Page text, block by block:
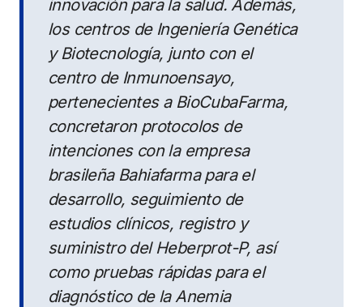
innovación para la salud. Además,
los centros de Ingeniería Genética
y Biotecnología, junto con el
centro de Inmunoensayo,
pertenecientes a BioCubaFarma,
concretaron protocolos de
intenciones con la empresa
brasileña Bahiafarma para el
desarrollo, seguimiento de
estudios clínicos, registro y
suministro del Heberprot-P, así
como pruebas rápidas para el
diagnóstico de la Anemia